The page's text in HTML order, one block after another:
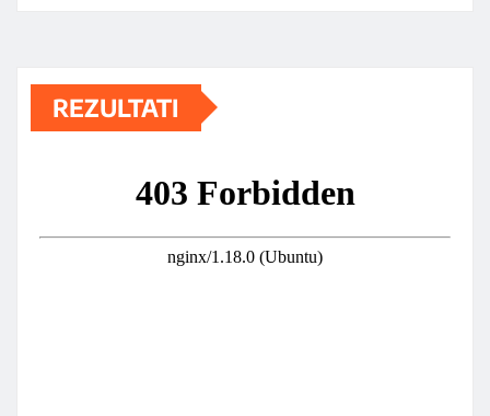
REZULTATI